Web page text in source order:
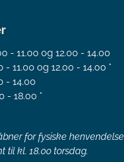
- 11.00 og 12.00 - 14.00
- 11.00 og 12.00 - 14.00 *
- 14.00
- 18.00 *
for fysiske
til kl. 18.00 torsdag.